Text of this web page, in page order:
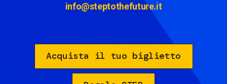
info@steptothefuture.it
Acquista il tuo biglietto